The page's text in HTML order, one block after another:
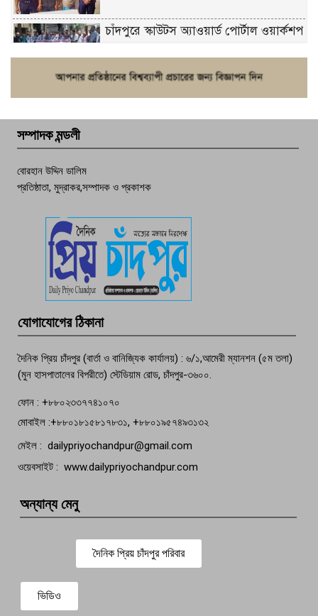
চাঁদপুরে স্কাউটস অ্যাওয়ার্ড পোর্টাল ওয়ার্কশপ
পচা দুর্গন্ধে ৯৯৯-এ ফোন, ফরিদগঞ্জে
তরুণের অর্ধগলিত লাশ উদ্ধার
বেঁচে নেই, বিভিন্ন সংগঠনের শোক
সম্পাদক মন্ডলী
বোরহান উদ্দিন ডালিম
প্রতিষ্ঠাতা, মুদ্রাকর,সম্পাদক ও প্রকাশক
যোগাযোগের ঠিকানা
দৈনিক প্রিয় চাঁদপুর (বার্তা ও বানিজ্যিক কার্যালয়) : ৬/১,আমেরী ম্যানশন (৫ম তলা)
(মুন হাসপাতালের বিপরীতে) স্টেডিয়াম রোড, চাঁদপুর-৩৬০০.
ফোন : +৮৮০২৩৩৭৭৪১০৭০
মোবাইল :+৮৮০১৮১৫৮১৭৮৩১, +৮৮০১৯৫৭৪৯৩১৩২
মেইল : dailypriyochandpur@gmail.com
ওয়েবসাইট : www.dailypriyochandpur.com
অন্যান্য মেনু
দৈনিক প্রিয় চাঁদপুর পরিবার
ভিডিও